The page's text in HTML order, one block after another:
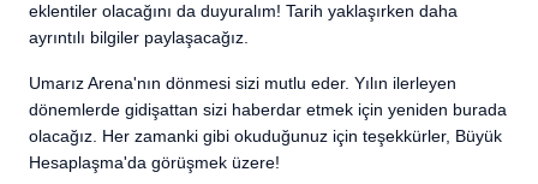
eklentiler olacağını da duyuralım! Tarih yaklaşırken daha
ayrıntılı bilgiler paylaşacağız.
Umarız Arena'nın dönmesi sizi mutlu eder. Yılın ilerleyen
dönemlerde gidişattan sizi haberdar etmek için yeniden burada
olacağız. Her zamanki gibi okuduğunuz için teşekkürler, Büyük
Hesaplaşma'da görüşmek üzere!